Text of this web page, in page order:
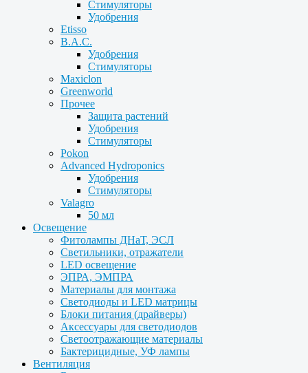
Стимуляторы
Удобрения
Etisso
B.A.C.
Удобрения
Стимуляторы
Maxiclon
Greenworld
Прочее
Защита растений
Удобрения
Стимуляторы
Pokon
Advanced Hydroponics
Удобрения
Стимуляторы
Valagro
50 мл
Освещение
Фитолампы ДНаТ, ЭСЛ
Светильники, отражатели
LED освещение
ЭПРА, ЭМПРА
Материалы для монтажа
Светодиоды и LED матрицы
Блоки питания (драйверы)
Аксессуары для светодиодов
Светоотражающие материалы
Бактерицидные, УФ лампы
Вентиляция